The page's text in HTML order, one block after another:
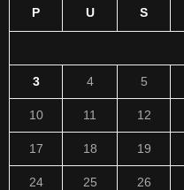
P U S
3 4 5
10 11 12
17 18 19
24 25 26